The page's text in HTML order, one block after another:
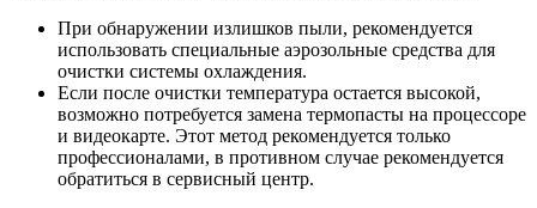
При обнаружении излишков пыли, рекомендуется
использовать специальные аэрозольные средства для
очистки системы охлаждения.
Если после очистки температура остается высокой,
возможно потребуется замена термопасты на процессоре
и видеокарте. Этот метод рекомендуется только
профессионалами, в противном случае рекомендуется
обратиться в сервисный центр.